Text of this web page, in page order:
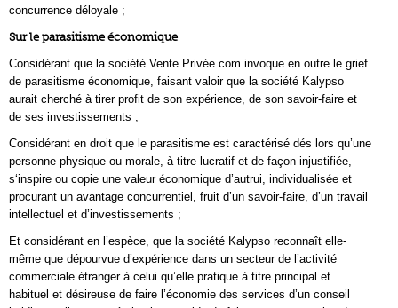
concurrence déloyale ;
Sur le parasitisme économique
Considérant que la société Vente Privée.com invoque en outre le grief
de parasitisme économique, faisant valoir que la société Kalypso
aurait cherché à tirer profit de son expérience, de son savoir-faire et
de ses investissements ;
Considérant en droit que le parasitisme est caractérisé dés lors qu’une
personne physique ou morale, à titre lucratif et de façon injustifiée,
s‘inspire ou copie une valeur économique d’autrui, individualisée et
procurant un avantage concurrentiel, fruit d’un savoir-faire, d’un travail
intellectuel et d’investissements ;
Et considérant en l’espèce, que la société Kalypso reconnaît elle-
même que dépourvue d’expérience dans un secteur de l’activité
commerciale étranger à celui qu’elle pratique à titre principal et
habituel et désireuse de faire l’économie des services d’un conseil